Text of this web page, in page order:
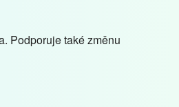
Podporuje také změnu